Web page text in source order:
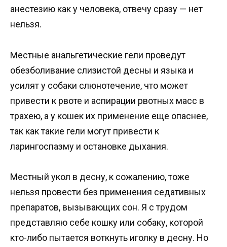
анестезию как у человека, отвечу сразу — нет
нельзя.
Местные анальгетические гели проведут
обезболивание слизистой десны и языка и
усилят у собаки слюнотечение, что может
привести к рвоте и аспирации рвотных масс в
трахею, а у кошек их применение еще опаснее,
так как такие гели могут привести к
ларингоспазму и остановке дыхания.
Местный укол в десну, к сожалению, тоже
нельзя провести без применения седативных
препаратов, вызывающих сон. Я с трудом
представляю себе кошку или собаку, которой
кто-либо пытается воткнуть иголку в десну. Но